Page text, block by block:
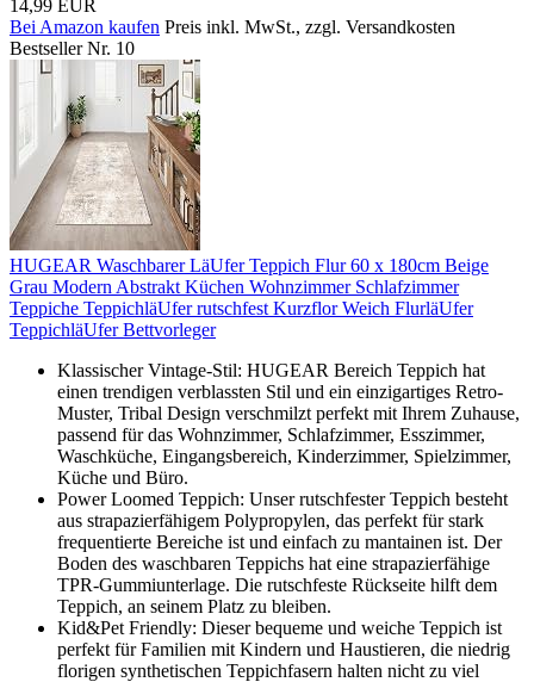
14,99 EUR
Bei Amazon kaufen Preis inkl. MwSt., zzgl. Versandkosten
Bestseller Nr. 10
HUGEAR Waschbarer LäUfer Teppich Flur 60 x 180cm Beige
Grau Modern Abstrakt Küchen Wohnzimmer Schlafzimmer
Teppiche TeppichläUfer rutschfest Kurzflor Weich FlurläUfer
TeppichläUfer Bettvorleger
Klassischer Vintage-Stil: HUGEAR Bereich Teppich hat
einen trendigen verblassten Stil und ein einzigartiges Retro-
Muster, Tribal Design verschmilzt perfekt mit Ihrem Zuhause,
passend für das Wohnzimmer, Schlafzimmer, Esszimmer,
Waschküche, Eingangsbereich, Kinderzimmer, Spielzimmer,
Küche und Büro.
Power Loomed Teppich: Unser rutschfester Teppich besteht
aus strapazierfähigem Polypropylen, das perfekt für stark
frequentierte Bereiche ist und einfach zu mantainen ist. Der
Boden des waschbaren Teppichs hat eine strapazierfähige
TPR-Gummiunterlage. Die rutschfeste Rückseite hilft dem
Teppich, an seinem Platz zu bleiben.
Kid&Pet Friendly: Dieser bequeme und weiche Teppich ist
perfekt für Familien mit Kindern und Haustieren, die niedrig
florigen synthetischen Teppichfasern halten nicht zu viel